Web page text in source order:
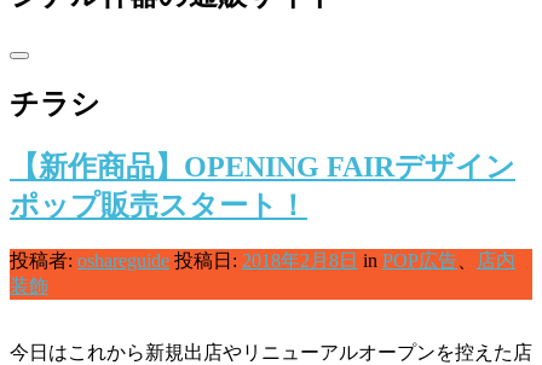
プ
チラシ
【新作商品】OPENING FAIRデザイン
ポップ販売スタート！
投稿者: oshareguide 投稿日: 2018年2月8日 in POP広告
店内
装飾
今日はこれから新規出店やリニューアルオープンを控えた店